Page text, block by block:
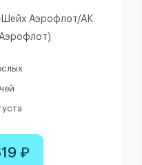
Шейх Аэрофлот/АК
₽